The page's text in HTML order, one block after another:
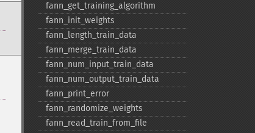
fann_​get_​training_​algorithm
fann_​init_​weights
fann_​length_​train_​data
fann_​merge_​train_​data
fann_​num_​input_​train_​data
fann_​num_​output_​train_​data
fann_​print_​error
fann_​randomize_​weights
fann_​read_​train_​from_​file